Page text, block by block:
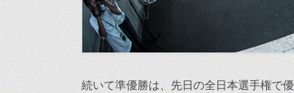
続いて準優勝は、先日の全日本選手権で